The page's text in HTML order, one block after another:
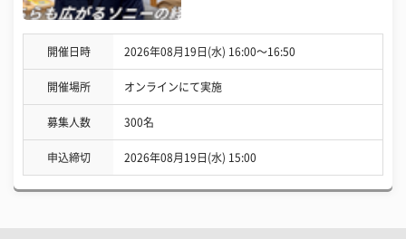
開催日時 2026年08月19日(水) 16:00〜16:50
開催場所 オンラインにて実施
募集人数 300名
申込締切 2026年08月19日(水) 15:00